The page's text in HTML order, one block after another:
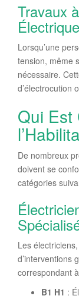
Travaux
Lorsqu’une
tension, même
nécessaire.
d’électrocution
Qui Est
De nombreux
doivent se
catégories
Les
d’interventions
correspondant
B1 H1 :